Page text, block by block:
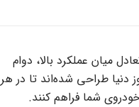
میان عملکرد بالا، دوام
دنیا طراحی شده‌اند تا در هر
شما فراهم کنند.